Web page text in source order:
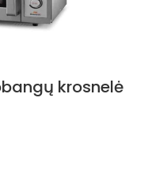
krosnelė